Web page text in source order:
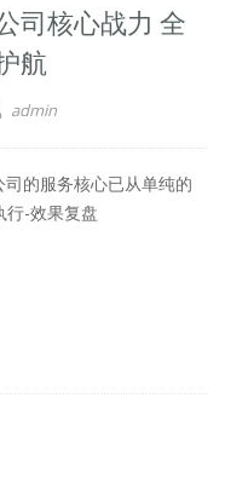
司核心战力 全
航
admin
的服务核心已从单纯的
行-效果复盘